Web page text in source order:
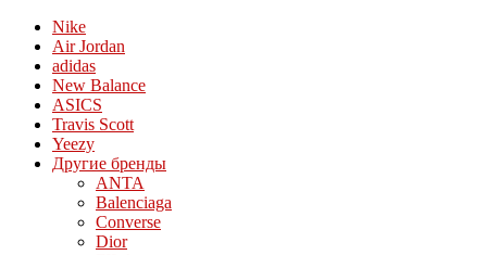
Nike
Air Jordan
adidas
New Balance
ASICS
Travis Scott
Yeezy
Другие бренды
ANTA
Balenciaga
Converse
Dior